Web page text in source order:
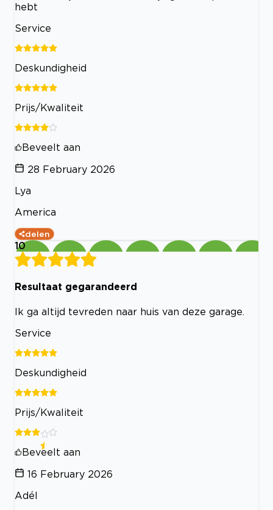
hebt
Service
Deskundigheid
Prijs/Kwaliteit
Beveelt aan
28 February 2026
Lya
America
delen
10
Resultaat gegarandeerd
Ik ga altijd tevreden naar huis van deze garage.
Service
Deskundigheid
Prijs/Kwaliteit
Beveelt aan
16 February 2026
Adél